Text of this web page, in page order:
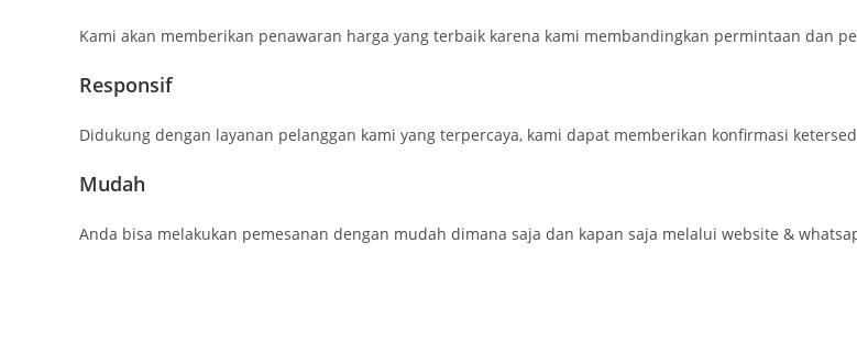
Kami akan memberikan penawaran harga yang terbaik karena kami membandingkan permintaan dan
Responsif
Didukung dengan layanan pelanggan kami yang terpercaya, kami dapat memberikan konfirmasi
Mudah
Anda bisa melakukan pemesanan dengan mudah dimana saja dan kapan saja melalui website &